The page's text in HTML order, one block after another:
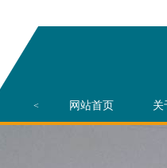
< 网站首页 关